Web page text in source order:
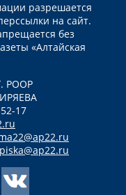
разрешается
на сайт.
без
«Алтайская
РООР
17